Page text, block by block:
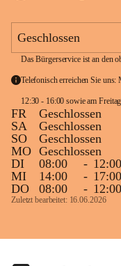
Geschlossen
Das Bürgerservice ist an den
FR
Geschlossen
SA
Geschlossen
SO
Geschlossen
MO Geschlossen
DI
08:00 - 12:00
MI
14:00 - 17:00
DO
08:00 - 12:00
Zuletzt bearbeitet: 16.06.2026